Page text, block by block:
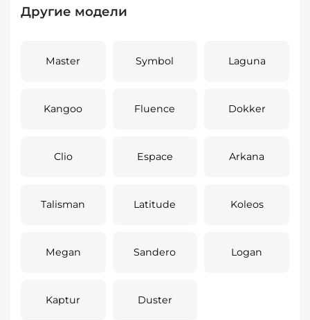
Другие модели
Master Symbol Laguna
Kangoo Fluence Dokker
Clio Espace Arkana
Talisman Latitude Koleos
Megan Sandero Logan
Kaptur Duster